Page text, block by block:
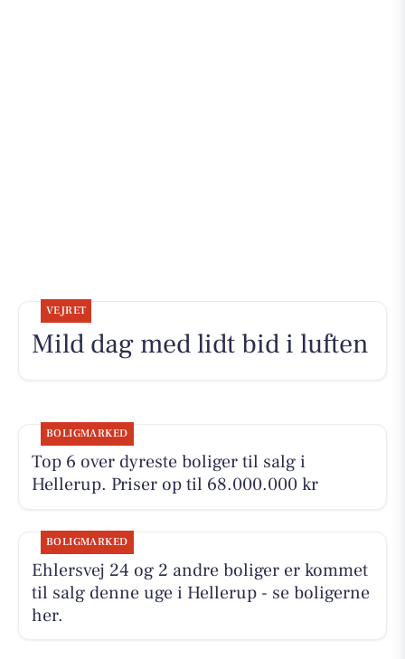
VEJRET
Mild dag med lidt bid i luften
BOLIGMARKED
Top 6 over dyreste boliger til salg i
Hellerup. Priser op til 68.000.000 kr
BOLIGMARKED
Ehlersvej 24 og 2 andre boliger er kommet
til salg denne uge i Hellerup - se boligerne
her.